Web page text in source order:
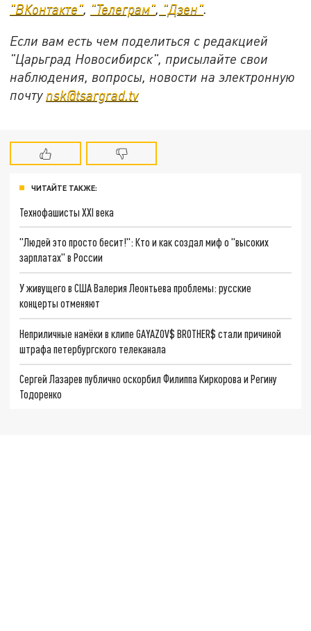
"ВКонтакте", "Телеграм", "Дзен".
Если вам есть чем поделиться с редакцией
"Царьград Новосибирск", присылайте свои
наблюдения, вопросы, новости на электронную
почту nsk@tsargrad.tv
ЧИТАЙТЕ ТАКЖЕ:
Технофашисты XXI века
"Людей это просто бесит!": Кто и как создал миф о "высоких
зарплатах" в России
У живущего в США Валерия Леонтьева проблемы: русские
концерты отменяют
Неприличные намёки в клипе GAYAZOV$ BROTHER$ стали причиной
штрафа петербургского телеканала
Сергей Лазарев публично оскорбил Филиппа Киркорова и Регину
Тодоренко